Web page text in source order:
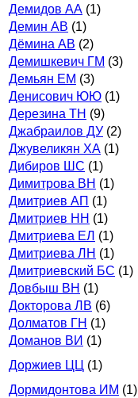
Демидов АА (1)
Демин АВ (1)
Дёмина АВ (2)
Демишкевич ГМ (3)
Демьян ЕМ (3)
Денисович ЮЮ (1)
Дерезина ТН (9)
Джабраилов ДУ (2)
Джувеликян ХА (1)
Дибиров ШС (1)
Димитрова ВН (1)
Дмитриев АП (1)
Дмитриев НН (1)
Дмитриева ЕЛ (1)
Дмитриева ЛН (1)
Дмитриевский БС (1)
Довбыш ВН (1)
Докторова ЛВ (6)
Долматов ГН (1)
Доманов ВИ (1)
Доржиев ЦЦ (1)
Дормидонтова ИМ (1)